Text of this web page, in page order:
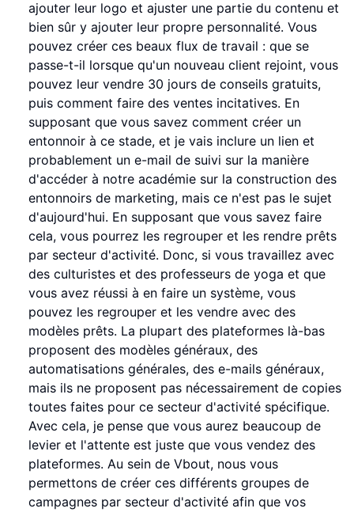
ajouter leur logo et ajuster une partie du contenu et
bien sûr y ajouter leur propre personnalité. Vous
pouvez créer ces beaux flux de travail : que se
passe-t-il lorsque qu'un nouveau client rejoint, vous
pouvez leur vendre 30 jours de conseils gratuits,
puis comment faire des ventes incitatives. En
supposant que vous savez comment créer un
entonnoir à ce stade, et je vais inclure un lien et
probablement un e-mail de suivi sur la manière
d'accéder à notre académie sur la construction des
entonnoirs de marketing, mais ce n'est pas le sujet
d'aujourd'hui. En supposant que vous savez faire
cela, vous pourrez les regrouper et les rendre prêts
par secteur d'activité. Donc, si vous travaillez avec
des culturistes et des professeurs de yoga et que
vous avez réussi à en faire un système, vous
pouvez les regrouper et les vendre avec des
modèles prêts. La plupart des plateformes là-bas
proposent des modèles généraux, des
automatisations générales, des e-mails généraux,
mais ils ne proposent pas nécessairement de copies
toutes faites pour ce secteur d'activité spécifique.
Avec cela, je pense que vous aurez beaucoup de
levier et l'attente est juste que vous vendez des
plateformes. Au sein de Vbout, nous vous
permettons de créer ces différents groupes de
campagnes par secteur d'activité afin que vos